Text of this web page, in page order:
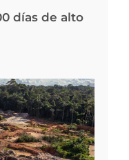
días de alto